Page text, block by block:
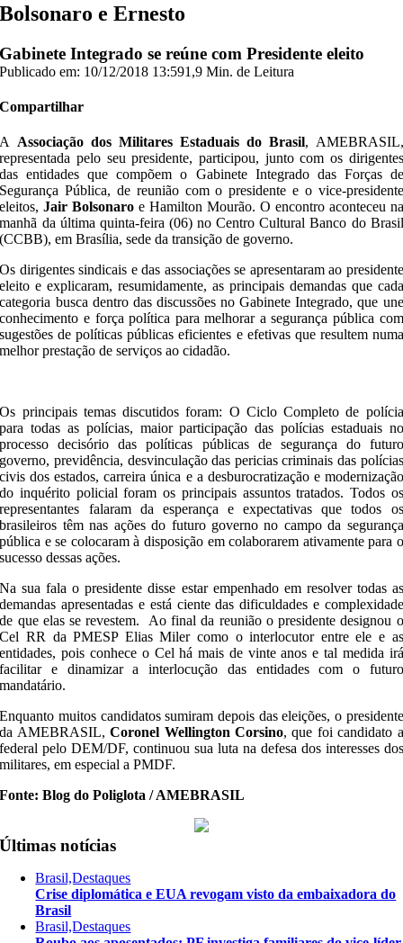
Bolsonaro e Ernesto
Gabinete Integrado se reúne com Presidente eleito
Publicado em: 10/12/2018 13:591,9 Min. de Leitura
Compartilhar
A Associação dos Militares Estaduais do Brasil, AMEBRASIL,
representada pelo seu presidente, participou, junto com os dirigentes
das entidades que compõem o Gabinete Integrado das Forças de
Segurança Pública, de reunião com o presidente e o vice-presidente
eleitos,Jair Bolsonaro e Hamilton Mourão. O encontro aconteceu na
manhã da última quinta-feira (06) no Centro Cultural Banco do Brasil
(CCBB), em Brasília, sede da transição de governo.
Os dirigentes sindicais e das associações se apresentaram ao presidente
eleito e explicaram, resumidamente, as principais demandas que cada
categoria busca dentro das discussões no Gabinete Integrado, que une
conhecimento e força política para melhorar a segurança pública com
sugestões de políticas públicas eficientes e efetivas que resultem numa
melhor prestação de serviços ao cidadão.
Os principais temas discutidos foram: O Ciclo Completo de polícia
para todas as polícias, maior participação das polícias estaduais no
processo decisório das políticas públicas de segurança do futuro
governo, previdência, desvinculação das pericias criminais das polícias
civis dos estados, carreira única e a desburocratização e modernização
do inquérito policial foram os principais assuntos tratados. Todos os
representantes falaram da esperança e expectativas que todos os
brasileiros têm nas ações do futuro governo no campo da segurança
pública e se colocaram à disposição em colaborarem ativamente para o
sucesso dessas ações.
Na sua fala o presidente disse estar empenhado em resolver todas as
demandas apresentadas e está ciente das dificuldades e complexidade
de que elas se revestem. Ao final da reunião o presidente designou o
Cel RR da PMESP Elias Miler como o interlocutor entre ele e as
entidades, pois conhece o Cel há mais de vinte anos e tal medida irá
facilitar e dinamizar a interlocução das entidades com o futuro
mandatário.
Enquanto muitos candidatos sumiram depois das eleições, o presidente
da AMEBRASIL,Coronel Wellington Corsino, que foi candidato a
federal pelo DEM/DF, continuou sua luta na defesa dos interesses dos
militares, em especial a PMDF.
Fonte: Blog do Poliglota / AMEBRASIL
Últimas notícias
Brasil,Destaques
Crise diplomática e EUA revogam visto da embaixadora do
Brasil
Brasil,Destaques